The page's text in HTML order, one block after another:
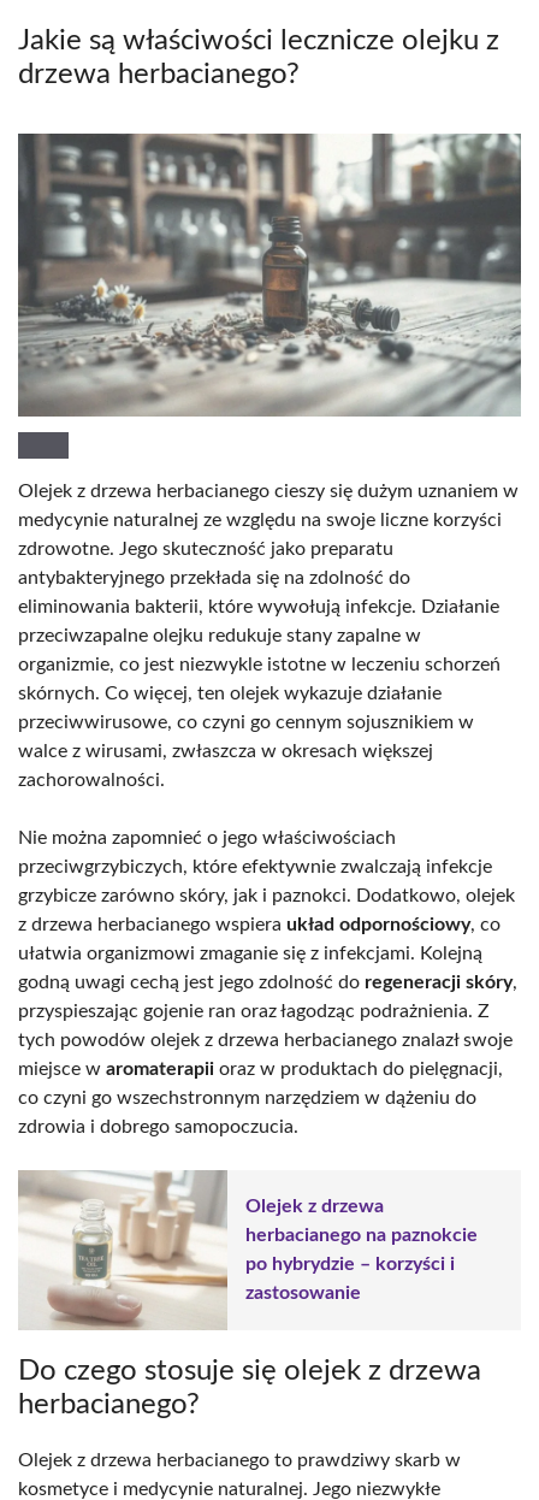
Jakie są właściwości lecznicze olejku z
drzewa herbacianego?
Olejek z drzewa herbacianego cieszy się dużym uznaniem w
medycynie naturalnej ze względu na swoje liczne korzyści
zdrowotne. Jego skuteczność jako preparatu
antybakteryjnego przekłada się na zdolność do
eliminowania bakterii, które wywołują infekcje. Działanie
przeciwzapalne olejku redukuje stany zapalne w
organizmie, co jest niezwykle istotne w leczeniu schorzeń
skórnych. Co więcej, ten olejek wykazuje działanie
przeciwwirusowe, co czyni go cennym sojusznikiem w
walce z wirusami, zwłaszcza w okresach większej
zachorowalności.
Nie można zapomnieć o jego właściwościach
przeciwgrzybiczych, które efektywnie zwalczają infekcje
grzybicze zarówno skóry, jak i paznokci. Dodatkowo, olejek
z drzewa herbacianego wspiera układ odpornościowy, co
ułatwia organizmowi zmaganie się z infekcjami. Kolejną
godną uwagi cechą jest jego zdolność do regeneracji skóry,
przyspieszając gojenie ran oraz łagodząc podrażnienia. Z
tych powodów olejek z drzewa herbacianego znalazł swoje
miejsce w aromaterapii oraz w produktach do pielęgnacji,
co czyni go wszechstronnym narzędziem w dążeniu do
zdrowia i dobrego samopoczucia.
Olejek z drzewa
herbacianego na paznokcie
po hybrydzie – korzyści i
zastosowanie
Do czego stosuje się olejek z drzewa
herbacianego?
Olejek z drzewa herbacianego to prawdziwy skarb w
kosmetyce i medycynie naturalnej. Jego niezwykłe